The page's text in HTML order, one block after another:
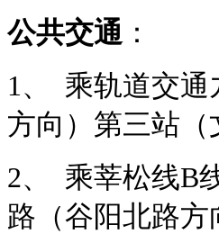
公共交通：
1、 乘轨道交通
方向）第三站
2、 乘莘松线B
路（谷阳北路